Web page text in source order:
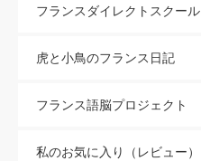
フランスダイレクトスクール
虎と小鳥のフランス日記
フランス語脳プロジェクト
私のお気に入り（レビュー）